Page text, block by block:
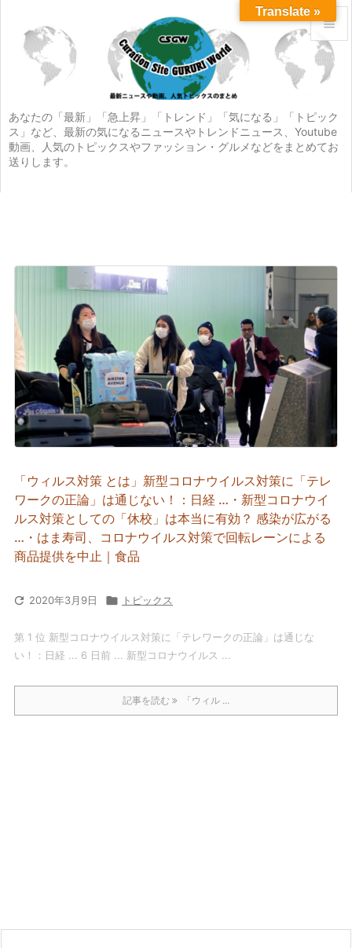
あなたの「最新」「急上昇」「トレンド」「気になる」「トピック
ス」など、最新の気になるニュースやトレンドニュース、Youtube
動画、人気のトピックスやファッション・グルメなどをまとめてお
送りします。


メニュ
サイド

前へ
「ウィルス対策 とは」新型コロナウイルス対策に「テレ
ワークの正論」は通じない！：日経 …・新型コロナウイ
ルス対策としての「休校」は本当に有効？ 感染が広がる
…・はま寿司、コロナウイルス対策で回転レーンによる
商品提供を中止｜食品
 2020年3月9日  トピックス
第 1 位 新型コロナウイルス対策に「テレワークの正論」は通じな
い！：日経 ... 6 日前 ... 新型コロナウイルス ...
記事を読む 「ウィル ...
Translate »